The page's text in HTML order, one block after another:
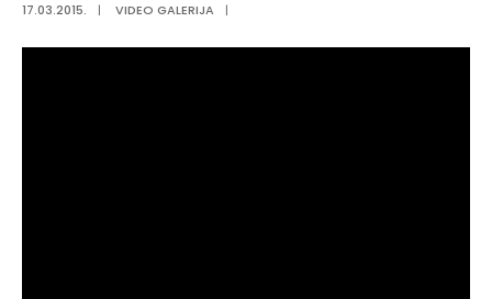
17.03.2015. | VIDEO GALERIJA |